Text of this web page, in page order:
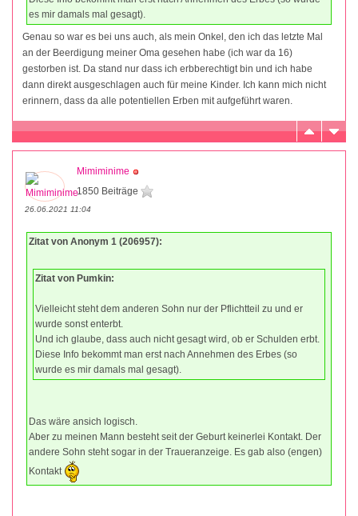
es mir damals mal gesagt).
Genau so war es bei uns auch, als mein Onkel, den ich das letzte Mal
an der Beerdigung meiner Oma gesehen habe (ich war da 16)
gestorben ist. Da stand nur dass ich erbberechtigt bin und ich habe
dann direkt ausgeschlagen auch für meine Kinder. Ich kann mich nicht
erinnern, dass da alle potentiellen Erben mit aufgeführt waren.
Mimiminime
1850 Beiträge
26.06.2021 11:04
Zitat von Anonym 1 (206957):
Zitat von Pumkin:
Vielleicht steht dem anderen Sohn nur der Pflichtteil zu und er
wurde sonst enterbt.
Und ich glaube, dass auch nicht gesagt wird, ob er Schulden erbt.
Diese Info bekommt man erst nach Annehmen des Erbes (so
wurde es mir damals mal gesagt).
Das wäre ansich logisch.
Aber zu meinen Mann besteht seit der Geburt keinerlei Kontakt. Der
andere Sohn steht sogar in der Traueranzeige. Es gab also (engen)
Kontakt